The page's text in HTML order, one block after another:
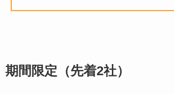
期間限定（先着2社）